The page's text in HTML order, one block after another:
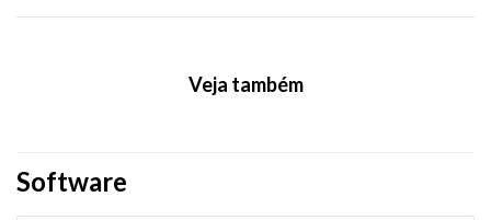
Veja também
Software